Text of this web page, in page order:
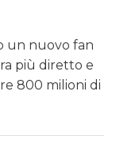
un nuovo fan
più diretto e
800 milioni di